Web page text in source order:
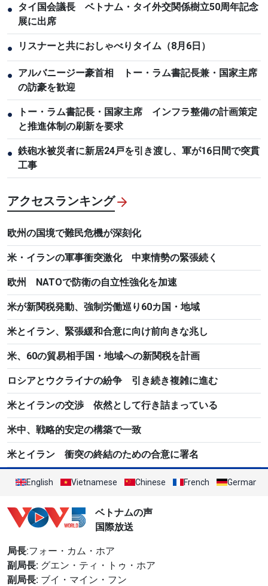
● タイ国会議長 ベトナム・タイ外交関係樹立50周年記念
展に出席
● リスナーと共におしゃべりタイム（8月6日）
● アルバニージー豪首相 トー・ラム書記長兼・国家主席
の訪豪を歓迎
●
トー・ラム書記長・国家主席 インフラ整備の計画策定
と推進体制の刷新を要求
● 鉄砲水被災者に新居24戸を引き渡し、軍が16日間で突貫
工事
アクセスランキング
欧州の国境で難民危機が深刻化
米・イランの軍事衝突激化 中東情勢の緊張続く
欧州 NATOで防衛の自立性強化を加速
米が新関税発動、強制労働巡り60カ国・地域
米とイラン、緊張緩和合意に向け前向きな兆し
米、60の貿易相手国・地域への新関税を計画
ロシアとウクライナの紛争 引き続き複雑に進む
米とイランの交渉 依然として行き詰まっている
米中、戦略的安定の構築で一致
米とイラン 衝突の終結のための合意に署名
English Vietnamese Chinese French German
ベトナムの声
国際放送
局長:フォー・カム・ホア
副局長: グエン・ティ・トゥ・ホア
副局長: ブイ・マイン・フン